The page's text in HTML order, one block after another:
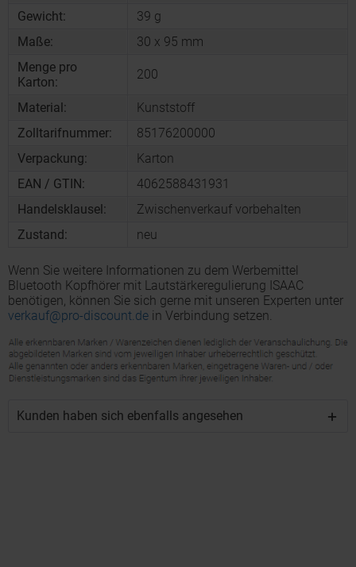
Gewicht:
39 g
Maße:
30 x 95 mm
Menge pro
Karton:
200
Material:
Kunststoff
Zolltarifnummer:
85176200000
Verpackung:
Karton
EAN / GTIN:
4062588431931
Handelsklausel:
Zwischenverkauf vorbehalten
Zustand:
neu
Wenn Sie weitere Informationen zu dem Werbemittel
Bluetooth Kopfhörer mit Lautstärkeregulierung ISAAC
benötigen, können Sie sich gerne mit unseren Experten unter
verkauf@pro-discount.de in Verbindung setzen.
Kunden haben sich ebenfalls angesehen